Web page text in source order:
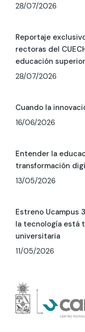
28/07/2026
Reportaje
rectoras del
educación
28/07/2026
Cuando la
16/06/2026
Entender la
transformación
13/05/2026
Estreno Ucampus
la tecnología está
universitaria
11/05/2026